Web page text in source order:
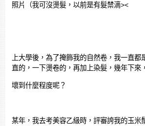
照片（我可沒燙髮，以前是有髮禁滴><
上大學後，為了掩飾我的自然卷，我一直都
直的，一下燙卷的，再加上染髮，幾年下來
壞到什麼程度呢？
某年，我去考美容乙級時，評審誇我的玉米